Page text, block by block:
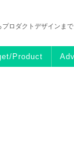
ロダクトデザインま
Product